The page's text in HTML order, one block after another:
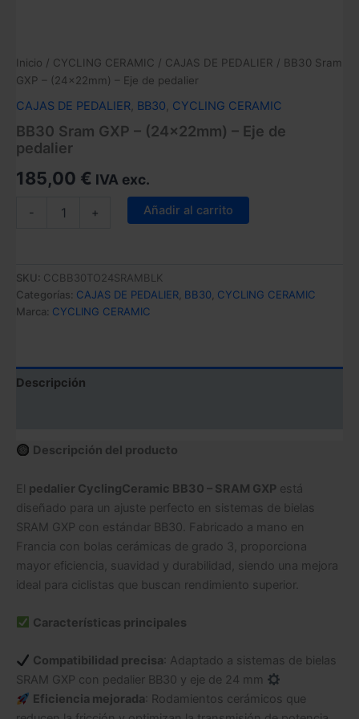
Inicio / CYCLING CERAMIC / CAJAS DE PEDALIER / BB30 Sram
GXP – (24x22mm) – Eje de pedalier
CAJAS DE PEDALIER, BB30, CYCLING CERAMIC
BB30 Sram GXP – (24x22mm) – Eje de
pedalier
185,00 € IVA exc.
-
–
Eje
de
+ Añadir al carrito
SKU: CCBB30TO24SRAMBLK
Categorías: CAJAS DE PEDALIER BB30 CYCLING CERAMIC
Marca: CYCLING CERAMIC
Descripción
Descripción del producto
El pedalier CyclingCeramic BB30 – SRAM GXP está
diseñado para un ajuste perfecto en sistemas de bielas
SRAM GXP con estándar BB30. Fabricado a mano en
Francia con bolas cerámicas de grado 3, proporciona
mayor eficiencia, suavidad y durabilidad, siendo una mejora
ideal para ciclistas que buscan rendimiento superior.
Características principales
Compatibilidad precisa: Adaptado a sistemas de bielas
SRAM GXP con pedalier BB30 y eje de 24 mm
Eficiencia mejorada: Rodamientos cerámicos que